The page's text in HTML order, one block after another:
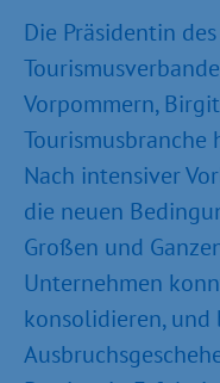
Die Präsidentin
Vorpommern,
Tourismusbranche
Nach intensiver
die neuen
Großen und
Unternehmen
konsolidieren,